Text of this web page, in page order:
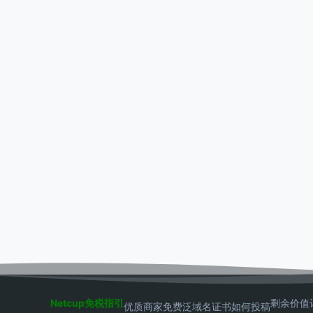
Netcup免税指引优质商家免费泛域名证书如何投稿剩余价值